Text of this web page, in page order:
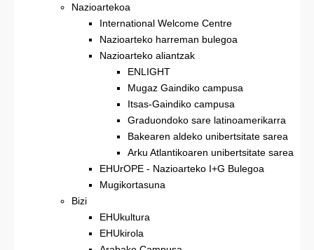
Nazioartekoa
International Welcome Centre
Nazioarteko harreman bulegoa
Nazioarteko aliantzak
ENLIGHT
Mugaz Gaindiko campusa
Itsas-Gaindiko campusa
Graduondoko sare latinoamerikarra
Bakearen aldeko unibertsitate sarea
Arku Atlantikoaren unibertsitate sarea
EHUrOPE - Nazioarteko I+G Bulegoa
Mugikortasuna
Bizi
EHUkultura
EHUkirola